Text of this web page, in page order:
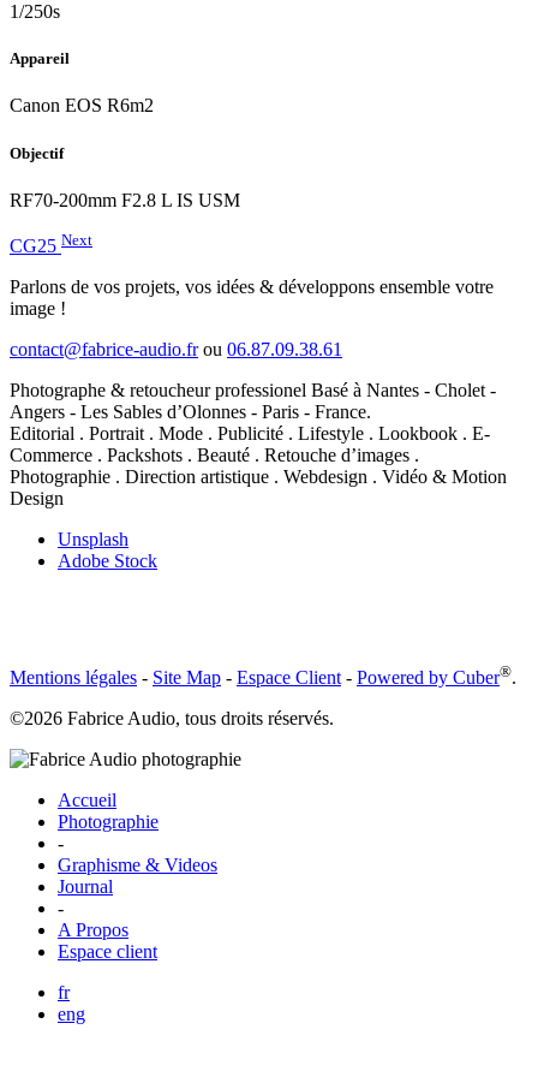
1/250s
Appareil
Canon EOS R6m2
Objectif
RF70-200mm F2.8 L IS USM
CG25 Next
Parlons de vos projets, vos idées & développons ensemble votre
image !
contact@fabrice-audio.frou 06.87.09.38.61
Photographe & retoucheur professionel Basé à Nantes - Cholet -
Angers - Les Sables d’Olonnes - Paris - France.
Editorial . Portrait . Mode . Publicité . Lifestyle . Lookbook . E-
Commerce . Packshots . Beauté . Retouche d’images .
Photographie . Direction artistique . Webdesign . Vidéo & Motion
Design
Unsplash
Adobe Stock
Mentions légales - Site Map - Espace Client- Powered by Cuber®.
©2026 Fabrice Audio, tous droits réservés.
Accueil
Photographie
-
Graphisme & Videos
Journal
-
A Propos
Espace client
fr
eng